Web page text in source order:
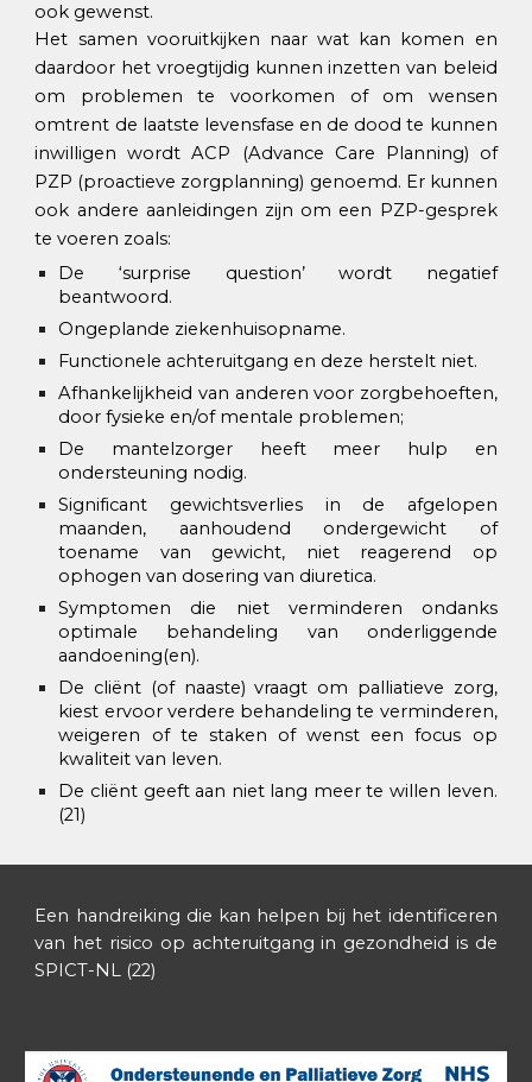
ook gewenst.
Het samen vooruitkijken naar wat kan komen en
daardoor het vroegtijdig kunnen inzetten van beleid
om problemen te voorkomen of om wensen
omtrent de laatste levensfase en de dood te kunnen
inwilligen wordt ACP (Advance Care Planning) of
PZP (proactieve zorgplanning) genoemd. Er kunnen
ook andere aanleidingen zijn om een PZP-gesprek
te voeren zoals:
De ‘surprise question’ wordt negatief
beantwoord.
Ongeplande ziekenhuisopname.
Functionele achteruitgang en deze herstelt niet.
Afhankelijkheid van anderen voor zorgbehoeften,
door fysieke en/of mentale problemen;
De mantelzorger heeft meer hulp en
ondersteuning nodig.
Significant gewichtsverlies in de afgelopen
maanden, aanhoudend ondergewicht of
toename van gewicht, niet reagerend op
ophogen van dosering van diuretica.
Symptomen die niet verminderen ondanks
optimale behandeling van onderliggende
aandoening(en).
De cliënt (of naaste) vraagt om palliatieve zorg,
kiest ervoor verdere behandeling te verminderen,
weigeren of te staken of wenst een focus op
kwaliteit van leven.
De cliënt geeft aan niet lang meer te willen leven.
(21)
Een handreiking die kan helpen bij het identificeren
van het risico op achteruitgang in gezondheid is de
SPICT-NL (22)